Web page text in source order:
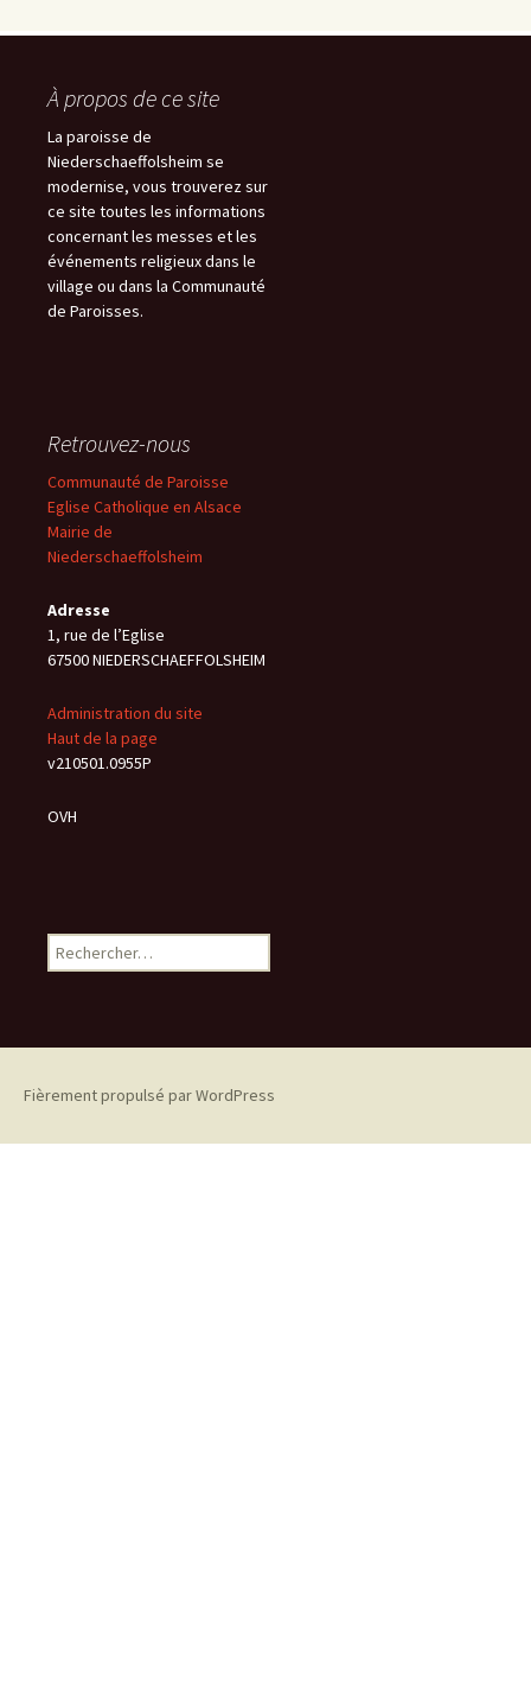
À propos de ce site
La paroisse de
Niederschaeffolsheim se
modernise, vous trouverez sur
ce site toutes les informations
concernant les messes et les
événements religieux dans le
village ou dans la Communauté
de Paroisses.
Retrouvez-nous
Communauté de Paroisse
Eglise Catholique en Alsace
Mairie de
Niederschaeffolsheim
Adresse
1, rue de l’Eglise
67500 NIEDERSCHAEFFOLSHEIM
Administration du site
Haut de la page
v210501.0955P
OVH
Rechercher :
Fièrement propulsé par WordPress